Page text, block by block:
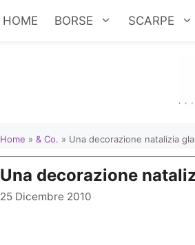
HOME BORSE SCARPE
Home » & Co. » Una decorazione natalizia
Una decorazione
25 Dicembre 2010